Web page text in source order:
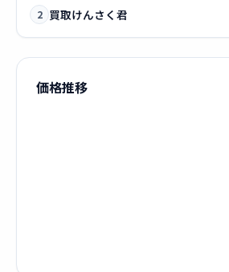
2 買取けんさく君
価格推移